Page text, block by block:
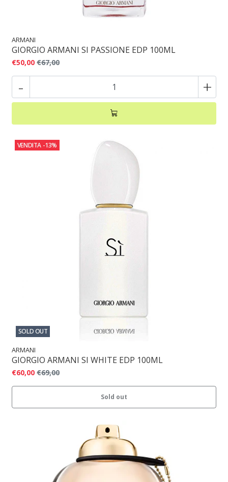
ARMANI
GIORGIO ARMANI SI PASSIONE EDP 100ML
€50,00 €67,00
- +
VENDITA -13%
SOLD OUT
ARMANI
GIORGIO ARMANI SI WHITE EDP 100ML
€60,00 €69,00
Sold out